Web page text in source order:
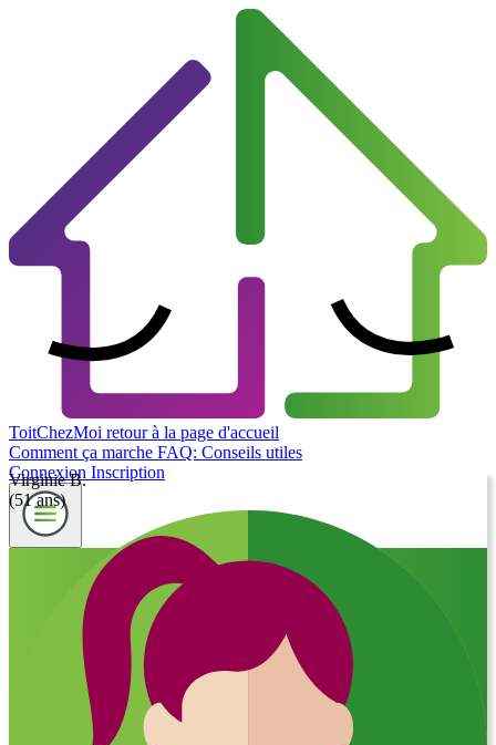
ToitChezMoi retour à la page d'accueil
Comment ça marche FAQ: Conseils utiles
Connexion Inscription
Virginie B.
(51 ans)